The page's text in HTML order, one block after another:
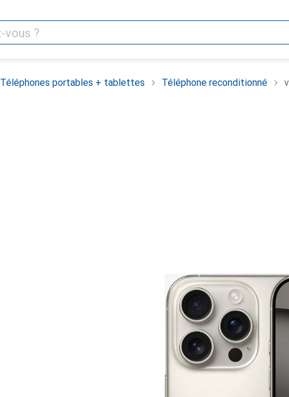
Téléphones portables + tablettes Téléphone reconditionné